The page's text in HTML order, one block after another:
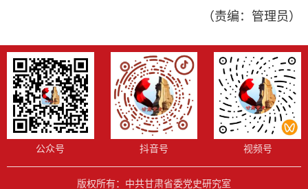
（责编：管理员）
公众号 抖音号 视频号
版权所有：中共甘肃省委党史研究室